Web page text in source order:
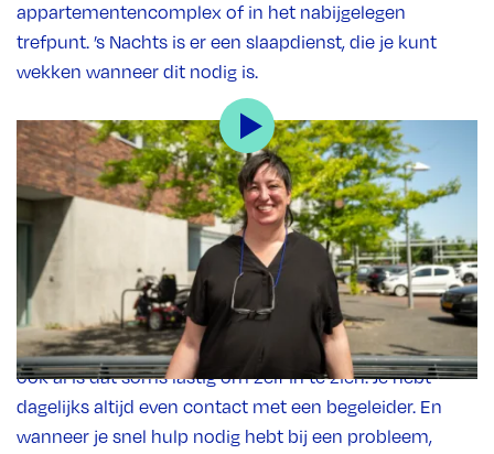
appartementencomplex of in het nabijgelegen
trefpunt. ’s Nachts is er een slaapdienst, die je kunt
wekken wanneer dit nodig is.
Begeleider in de buurt
De begeleiders zijn in de buurt wanneer je hulp nodig
hebt, bijvoorbeeld bij je huishoudelijke taken of koken.
Maar jullie kunnen samen ook andere doelen
afspreken die jouw zelfredzaamheid vergroten. Hoe
vaak er contact is, hangt onder andere af van jouw
wensen. Maar we kijken ook naar wat jij nodig hebt,
ook al is dat soms lastig om zelf in te zien. Je hebt
dagelijks altijd even contact met een begeleider. En
wanneer je snel hulp nodig hebt bij een probleem,